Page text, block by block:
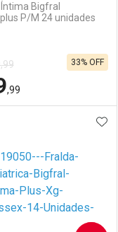
sem Desconto
71,90/cada
sem Desconto
71,90/cada
Bigfral
P/M 24 unidades
,99
33% OFF
Menos